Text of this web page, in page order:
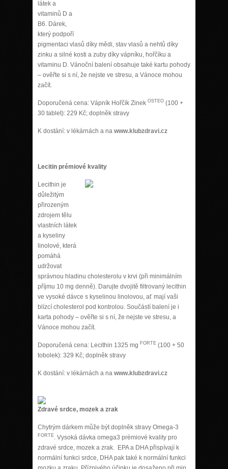
látek a
vitaminů D a
B6. Dárek,
který podpoří
pigmentaci vlasů díky mědi, stav vlasů a nehtů díky
zinku a silné kosti a zuby díky vápníku, hořčíku a
vitaminu D. Vánoční balení obsahuje také kartu pohody
– ověřte si s ní, že nejste ve stresu, a Vánoce mohou
začít.
Doporučená cena: Vápník Hořčík Zinek OSTEO (100 +
30 tablet): 229 Kč; doplněk stravy
K dostání: v lékárnách a na www.klubzdravi.cz
Lecitin prémiové kvality
Lecithin je
důležitým
přirozeným
zdrojem tělu
vlastních látek
a kyseliny
linolové, která
pomáhá
udržovat
správnou hladinu cholesterolu v krvi (při minimálním
příjmu 10 mg denně). Darujte dvojitě filtrovaný lecithin
ve vysoké dávce s kyselinou linolovou, ať mají vaši
blízcí cholesterol pod kontrolou. Součástí balení je i
karta pohody – ověřte si s ní, že nejste ve stresu, a
Vánoce mohou začít.
Doporučená cena: Lecithin 1325 mg FORTE (100 + 50
tobolek): 329 Kč; doplněk stravy
K dostání: v lékárnách a na www.klubzdravi.cz
Zdravé srdce, mozek a zrak
Chytrým dárkem může být doplněk stravy Omega-3
FORTE. Vysoká dávka omega­3 prémiové kvality pro
zdravé srdce, mozek a zrak. EPA a DHA přispívají k
normální funkci srdce, DHA pak také k normální funkci